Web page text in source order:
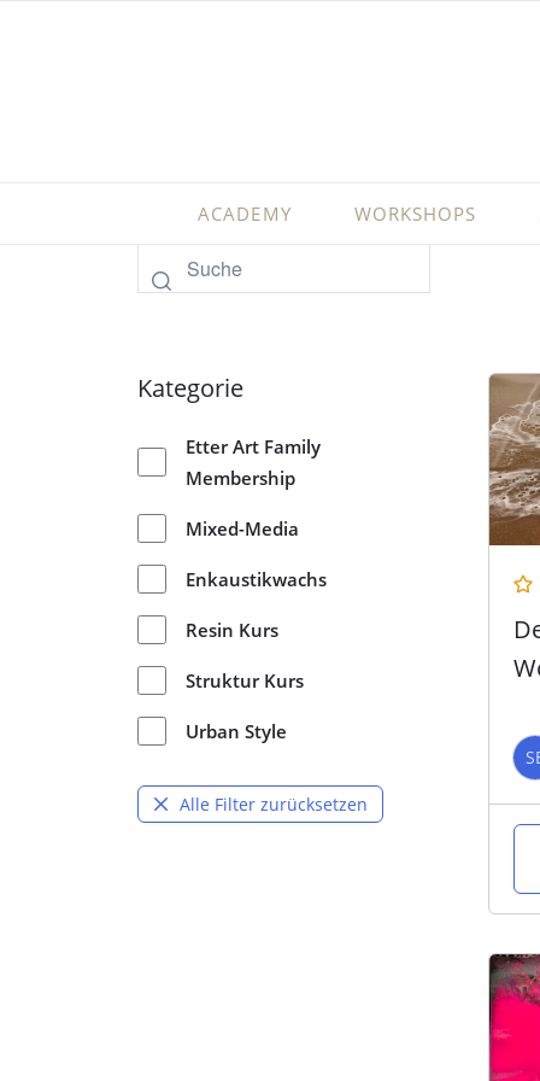
ACADEMY WORKSHOPS
Kategorie
Etter Art Family
Membership
Mixed-Media
Enkaustikwachs
Resin Kurs
Struktur Kurs
Urban Style
Alle Filter zurücksetzen